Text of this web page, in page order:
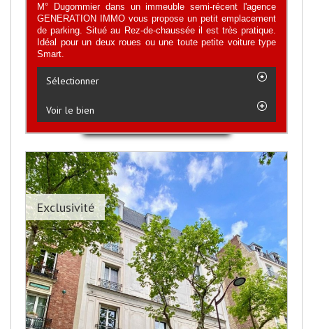
M° Dugommier dans un immeuble semi-récent l'agence
GENERATION IMMO vous propose un petit emplacement
de parking. Situé au Rez-de-chaussée il est très pratique.
Idéal pour un deux roues ou une toute petite voiture type
Smart.
Sélectionner
Voir le bien
Exclusivité